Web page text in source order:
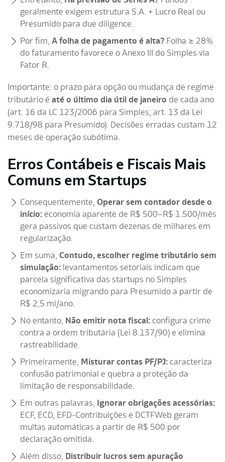
geralmente exigem estrutura S.A. + Lucro Real ou
Presumido para due diligence.
Por fim, A folha de pagamento é alta? Folha ≥ 28%
do faturamento favorece o Anexo III do Simples via
Fator R.
Importante: o prazo para opção ou mudança de regime
tributário é até o último dia útil de janeiro de cada ano
(art. 16 da LC 123/2006 para Simples; art. 13 da Lei
9.718/98 para Presumido). Decisões erradas custam 12
meses de operação subótima.
Erros Contábeis e Fiscais Mais
Comuns em Startups
Consequentemente, Operar sem contador desde o
início: economia aparente de R$ 500–R$ 1.500/mês
gera passivos que custam dezenas de milhares em
regularização.
Em suma, Contudo, escolher regime tributário sem
simulação: levantamentos setoriais indicam que
parcela significativa das startups no Simples
economizaria migrando para Presumido a partir de
R$ 2,5 mi/ano.
No entanto, Não emitir nota fiscal: configura crime
contra a ordem tributária (Lei 8.137/90) e elimina
rastreabilidade.
Primeiramente, Misturar contas PF/PJ: caracteriza
confusão patrimonial e quebra a proteção da
limitação de responsabilidade.
Em outras palavras, Ignorar obrigações acessórias:
ECF, ECD, EFD-Contribuições e DCTFWeb geram
multas automáticas a partir de R$ 500 por
declaração omitida.
Além disso, Distribuir lucros sem apuração